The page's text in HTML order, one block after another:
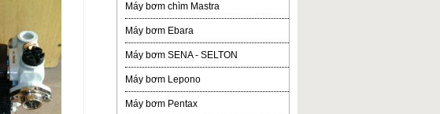
Máy bơm chìm Mastra
Máy bơm Ebara
Máy bơm SENA - SELTON
Máy bơm Lepono
Máy bơm Pentax